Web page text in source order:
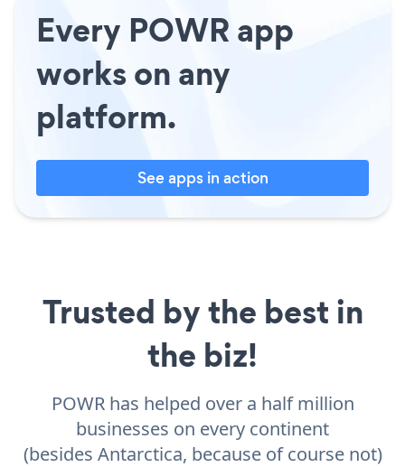
Every POWR app
works on any
platform.
See apps in action
Trusted by the best in
the biz!
POWR has helped over a half million
businesses on every continent
(besides Antarctica, because of course not)